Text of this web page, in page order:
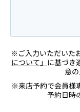
※ご入力いただいた
について」 に基づき
意
※来店予約で会員様
予約日時